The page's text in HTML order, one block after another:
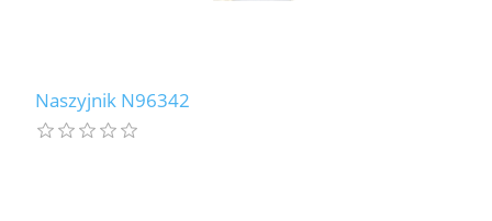
Naszyjnik N96342